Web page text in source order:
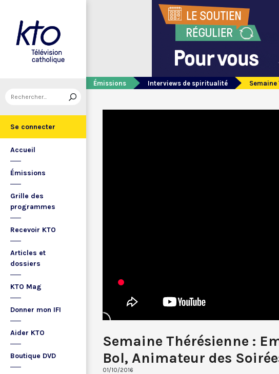
Se connecter
Accueil
Émissions
Grille des
programmes
Recevoir KTO
Articles et
dossiers
KTO Mag
Donner mon IFI
Aider KTO
Boutique DVD
Émissions Interviews de spiritualité Semaine
Semaine Thérésienne :
Bol, Animateur des
01/10/2016